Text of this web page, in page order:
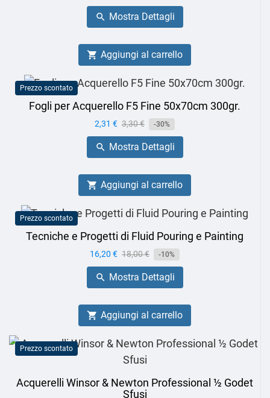
base
 Mostra Dettagli
 Aggiungi al carrello
Prezzo scontato
Fogli per Acquerello F5 Fine 50x70cm 300gr.
Prezzo
2,31 € Prezzo
base
3,30 € -30%
 Mostra Dettagli
 Aggiungi al carrello
Prezzo scontato
Tecniche e Progetti di Fluid Pouring e Painting
Prezzo
16,20 € Prezzo
base
18,00 € -10%
 Mostra Dettagli
 Aggiungi al carrello
Prezzo scontato
Acquerelli Winsor & Newton Professional ½ Godet
Sfusi